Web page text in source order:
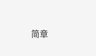
简章